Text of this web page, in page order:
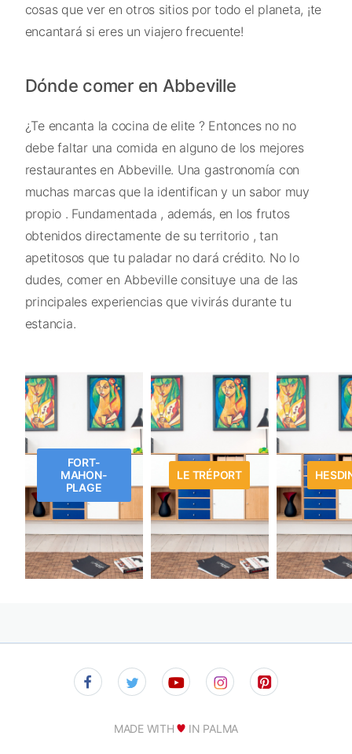
cosas que ver en otros sitios por todo el planeta, ¡te
encantará si eres un viajero frecuente!
Dónde comer en Abbeville
¿Te encanta la cocina de elite ? Entonces no no
debe faltar una comida en alguno de los mejores
restaurantes en Abbeville. Una gastronomía con
muchas marcas que la identifican y un sabor muy
propio . Fundamentada , además, en los frutos
obtenidos directamente de su territorio , tan
apetitosos que tu paladar no dará crédito. No lo
dudes, comer en Abbeville consituye una de las
principales experiencias que vivirás durante tu
estancia.
FORT-
MAHON-
PLAGE
LE TRÉPORT
MADE WITH IN PALMA